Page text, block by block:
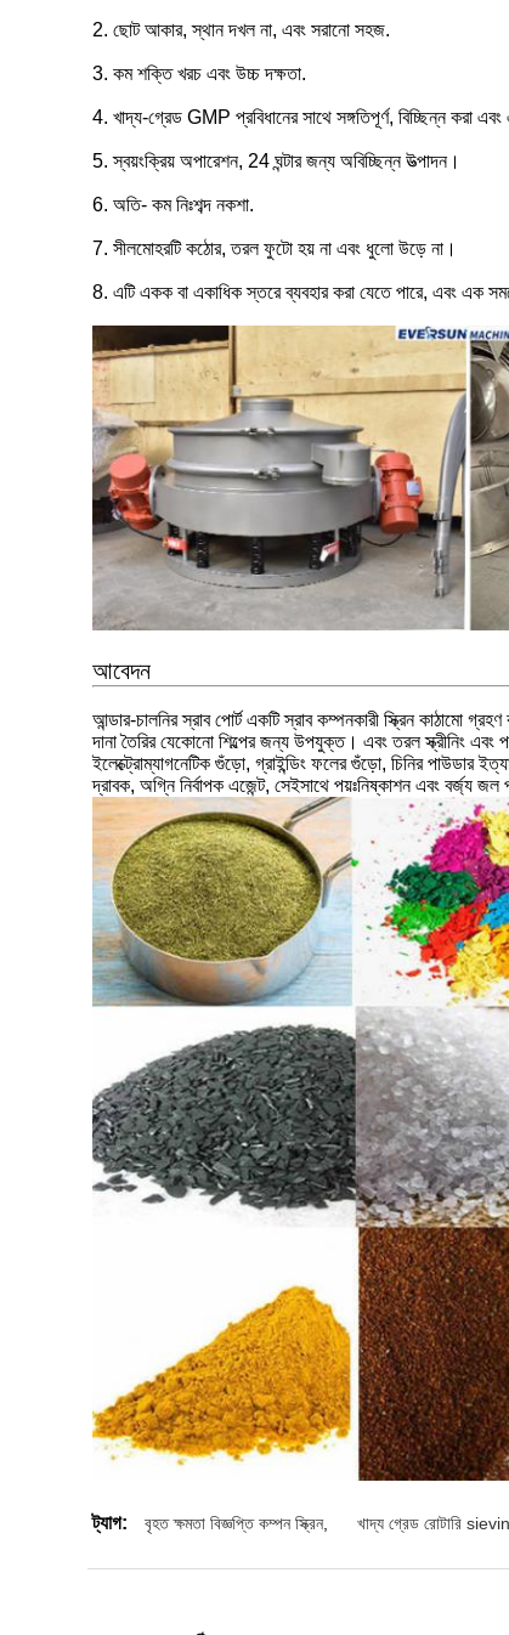
2. ছোট আকার, স্থান দখল না, এবং সরানো সহজ.
3. কম শক্তি খরচ এবং উচ্চ দক্ষতা.
4. খাদ্য-গ্রেড GMP প্রবিধানের সাথে সঙ্গতিপূর্ণ, বিচ্ছিন্ন করা
5. স্বয়ংক্রিয় অপারেশন, 24 ঘন্টার জন্য অবিচ্ছিন্ন উত্পাদন।
6. অতি- কম নিঃশব্দ নকশা.
7. সীলমোহরটি কঠোর, তরল ফুটো হয় না এবং ধুলো উড়ে না।
8. এটি একক বা একাধিক স্তরে ব্যবহার করা যেতে পারে, এবং এক সময়ে
আবেদন
আন্ডার-চালনির স্রাব পোর্ট একটি স্রাব কম্পনকারী স্ক্রিন কাঠামো
দানা তৈরির যেকোনো শিল্পের জন্য উপযুক্ত। এবং তরল স্ক্রীনিং এবং
ইলেক্ট্রোম্যাগনেটিক গুঁড়ো, গ্রাইন্ডিং ফলের গুঁড়ো, চিনির পাউডার
দ্রাবক, অগ্নি নির্বাপক এজেন্ট, সেইসাথে পয়ঃনিষ্কাশন এবং বর্জ্য জল
ট্যাগ: বৃহত ক্ষমতা বিজ্ঞপ্তি কম্পন স্ক্রিন, খাদ্য গ্রেড রোটারি